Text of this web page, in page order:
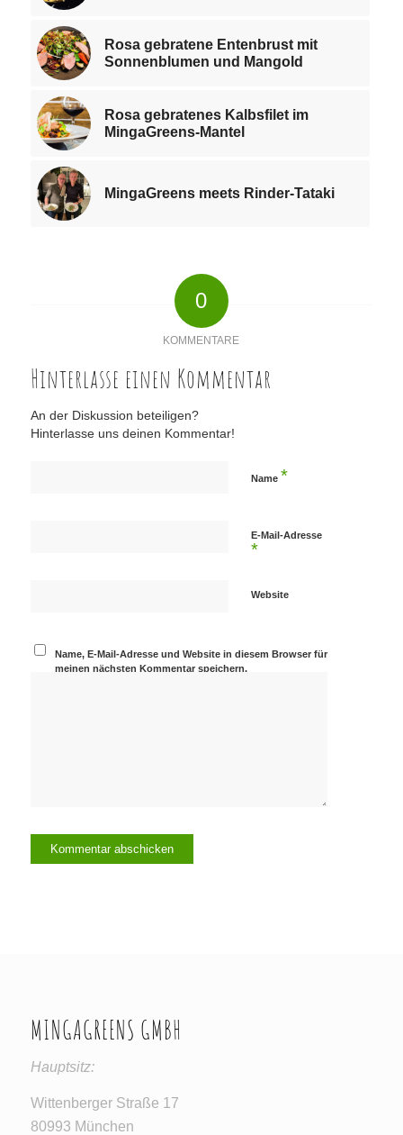
Rosa gebratene Entenbrust mit
Sonnenblumen und Mangold
Rosa gebratenes Kalbsfilet im
MingaGreens-Mantel
MingaGreens meets Rinder-Tataki
0
KOMMENTARE
Hinterlasse einen Kommentar
An der Diskussion beteiligen?
Hinterlasse uns deinen Kommentar!
Name *
E-Mail-Adresse
*
Website
Name, E-Mail-Adresse und Website in diesem Browser für
meinen nächsten Kommentar speichern.
MINGAGREENS GMBH
Hauptsitz:
Wittenberger Straße 17
80993 München